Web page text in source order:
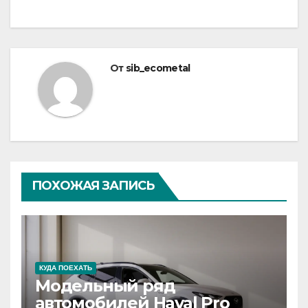
От sib_ecometal
ПОХОЖАЯ ЗАПИСЬ
КУДА ПОЕХАТЬ
Модельный ряд
автомобилей Haval Pro